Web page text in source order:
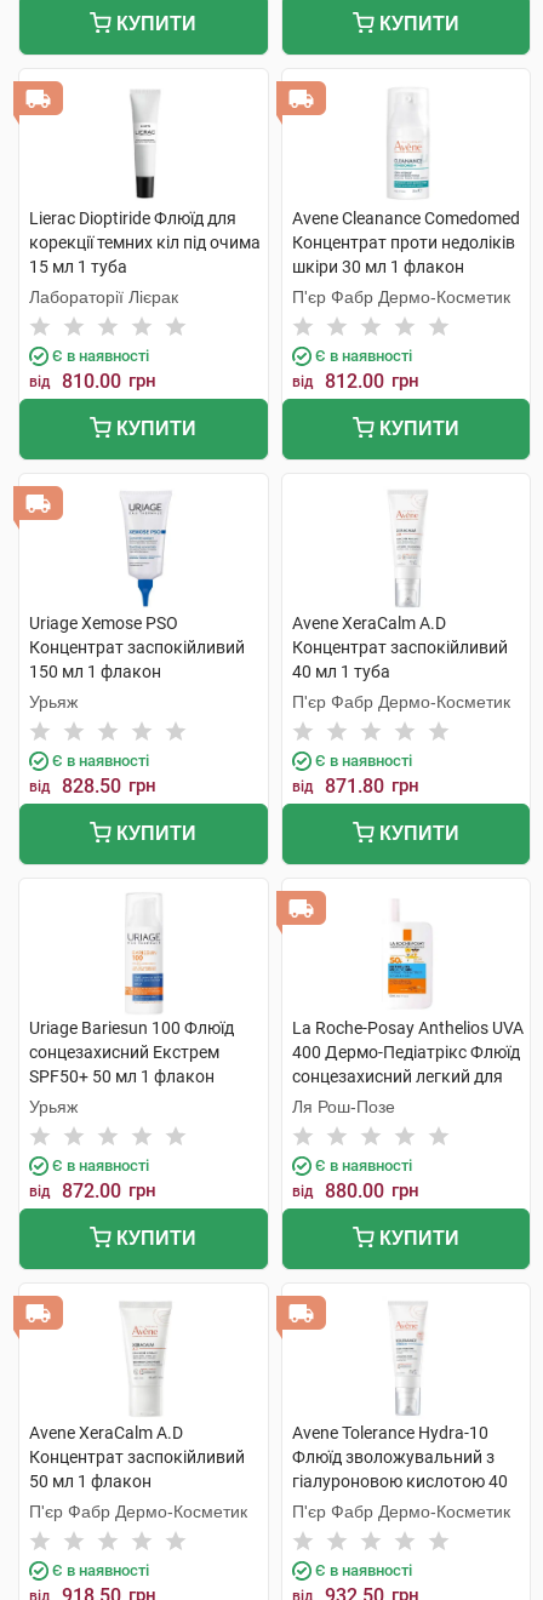
КУПИТИ КУПИТИ
Lierac Dioptiride Флюїд для
корекції темних кіл під очима
15 мл 1 туба
Лабораторії Лієрак
Є в наявності
від 810.00 грн
КУПИТИ
Avene Cleanance Comedomed
Концентрат проти недоліків
шкіри 30 мл 1 флакон
П'єр Фабр Дермо-Косметик
Є в наявності
від 812.00 грн
КУПИТИ
Uriage Xemose PSO
Концентрат заспокійливий
150 мл 1 флакон
Урьяж
Є в наявності
від 828.50 грн
КУПИТИ
Avene XeraCalm A.D
Концентрат заспокійливий
40 мл 1 туба
П'єр Фабр Дермо-Косметик
Є в наявності
від 871.80 грн
КУПИТИ
Uriage Bariesun 100 Флюїд
сонцезахисний Екстрем
SPF50+ 50 мл 1 флакон
Урьяж
Є в наявності
від 872.00 грн
КУПИТИ
La Roche-Posay Anthelios UVA
400 Дермо-Педіатрікс Флюїд
сонцезахисний легкий для
чутливої шкіри дітей SPF50+
50 мл 1 флакон
Ля Рош-Позе
Є в наявності
від 880.00 грн
КУПИТИ
Avene XeraCalm A.D
Концентрат заспокійливий
50 мл 1 флакон
П'єр Фабр Дермо-Косметик
Є в наявності
від грн
Avene Tolerance Hydra-10
Флюїд зволожувальний з
гіалуроновою кислотою 40
мл 1 туба
П'єр Фабр Дермо-Косметик
Є в наявності
від грн